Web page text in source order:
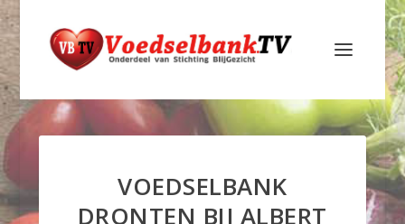
VOEDSELBANK
DRONTEN BIJ ALBERT